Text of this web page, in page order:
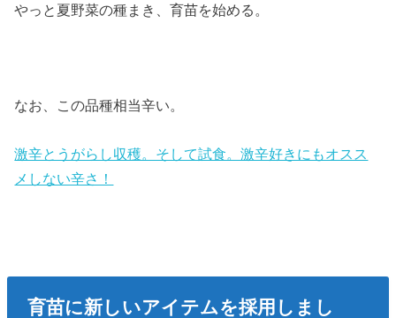
やっと夏野菜の種まき、育苗を始める。
なお、この品種相当辛い。
激辛とうがらし収穫。そして試食。激辛好きにもオスス
メしない辛さ！
育苗に新しいアイテムを採用しまし